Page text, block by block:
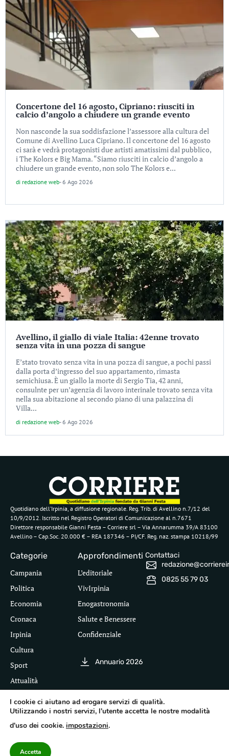
Concertone del 16 agosto, Cipriano: riusciti in
calcio d’angolo a chiudere un grande evento
Non nasconde la sua soddisfazione l’assessore alla cultura del
Comune di Avellino Luca Cipriano. Il concertone del 16 agosto
ci sarà e vedrà protagonisti due artisti amatissimi dal pubblico,
i The Kolors e Big Mama. “Siamo riusciti in calcio d’angolo a
chiudere un grande evento, non solo The Kolors e...
di redazione web-6 Ago 2026
Avellino, il giallo di viale Italia: 42enne trovato
senza vita in una pozza di sangue
E’stato trovato senza vita in una pozza di sangue, a pochi passi
dalla porta d’ingresso del suo appartamento, rimasta
semichiusa. È un giallo la morte di Sergio Tia, 42 anni,
consulnte per un’agenzia di lavoro interinale trovato senza vita
nella sua abitazione al secondo piano di una palazzina di
Villa...
di redazione web-6 Ago 2026
Quotidiano dell’Irpinia, a diffusione regionale. Reg. Trib. di Avellino n.7/12 del
10/9/2012. Iscritto nel Registro Operatori di Comunicazione al n.7671
Direttore responsabile Gianni Festa – Corriere srl – Via Annarumma 39/A 83100
Avellino – Cap.Soc. 20.000 € – REA 187346 – PI/CF. Reg. naz. stampa 10218/99
Categorie
Campania
Politica
Economia
Cronaca
Irpinia
Cultura
Sport
Attualità
Approfondimenti
L’editoriale
VivIrpinia
Enogastronomia
Salute e Benessere
Confidenziale
Annuario 2026
Contattaci
0825 55 79 03
Segui il Corriere dell'Irpinia
I cookie ci aiutano ad erogare servizi di qualità.
Utilizzando i nostri servizi, l'utente accetta le nostre modalità
d'uso dei cookie. impostazioni.
Accetta